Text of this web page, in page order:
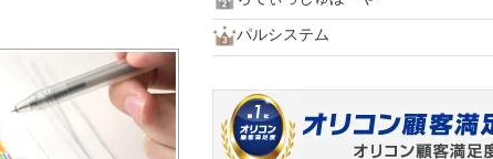
パルシステム